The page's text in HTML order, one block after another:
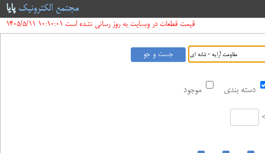
مجتمع الکترونیکپایا
قیمت قطعات در وبسایت به روز رسانی نشده است 10:10:01 1405/5/11
موجود دسته بندی